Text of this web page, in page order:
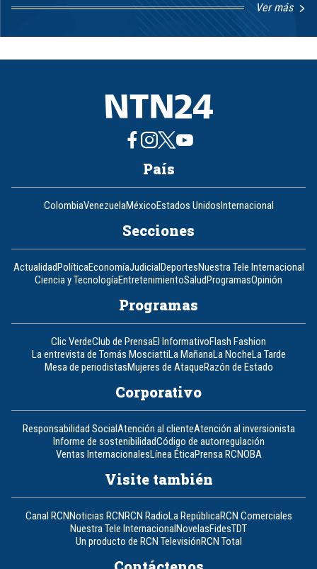
Ver más
1
8
País
ColombiaVenezuelaMéxicoEstados UnidosInternacional
Secciones
ActualidadPolíticaEconomíaJudicialDeportesNuestra Tele Internacional
Ciencia y TecnologíaEntretenimientoSaludProgramasOpinión
Programas
Clic VerdeClub de PrensaEl InformativoFlash Fashion
La entrevista de Tomás MosciattiLa MañanaLa NocheLa Tarde
Mesa de periodistasMujeres de AtaqueRazón de Estado
Corporativo
Responsabilidad SocialAtención al clienteAtención al inversionista
Informe de sostenibilidadCódigo de autorregulación
Ventas InternacionalesLínea ÉticaPrensa RCNOBA
Visite también
Canal RCNNoticias RCNRCN RadioLa RepúblicaRCN Comerciales
Nuestra Tele InternacionalNovelasFidesTDT
Un producto de RCN TelevisiónRCN Total